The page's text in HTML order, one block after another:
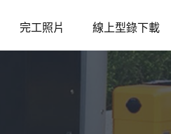
完工照片 線上型錄下載